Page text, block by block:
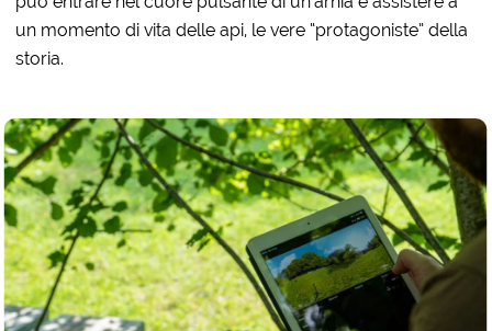
un momento di vita delle api, le vere “protagoniste” della
storia.